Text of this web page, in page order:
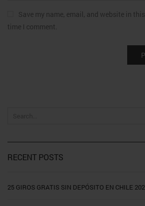
Save my name, email, and website in
time I comment.
RECENT POSTS
25 GIROS GRATIS SIN DEPÓSITO EN CHILE